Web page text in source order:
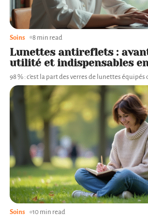
Lunettes antireflets :
utilité et indispensables
98 % : c'est la part des verres de lunettes équipés
Soins 8 min read
Soins 10 min read